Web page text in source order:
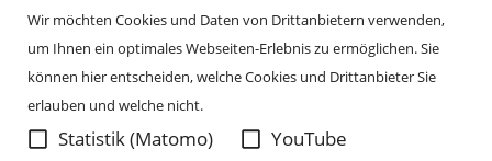
Wir möchten Cookies und Daten von Drittanbietern verwenden,
um Ihnen ein optimales Webseiten-Erlebnis zu ermöglichen. Sie
können hier entscheiden, welche Cookies und Drittanbieter Sie
erlauben und welche nicht.
Statistik (Matomo) YouTube